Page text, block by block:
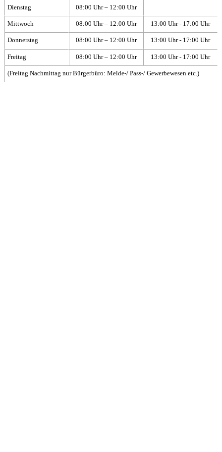
Dienstag 08:00 Uhr – 12:00 Uhr
Mittwoch 08:00 Uhr – 12:00 Uhr 13:00 Uhr - 17:00 Uhr
Donnerstag 08:00 Uhr – 12:00 Uhr 13:00 Uhr - 17:00 Uhr
Freitag 08:00 Uhr – 12:00 Uhr 13:00 Uhr - 17:00 Uhr
(Freitag Nachmittag nur Bürgerbüro: Melde-/ Pass-/ Gewerbewesen etc.)